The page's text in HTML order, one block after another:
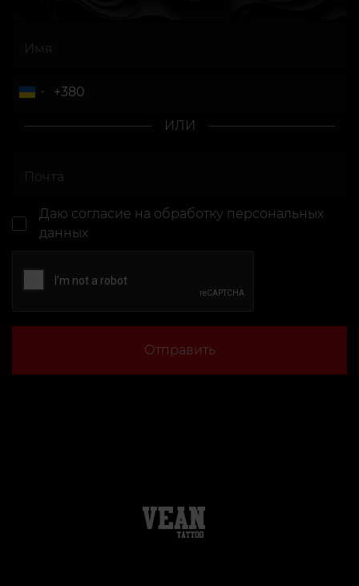
ИЛИ
Даю согласие на обработку персональных
данных
Отправить